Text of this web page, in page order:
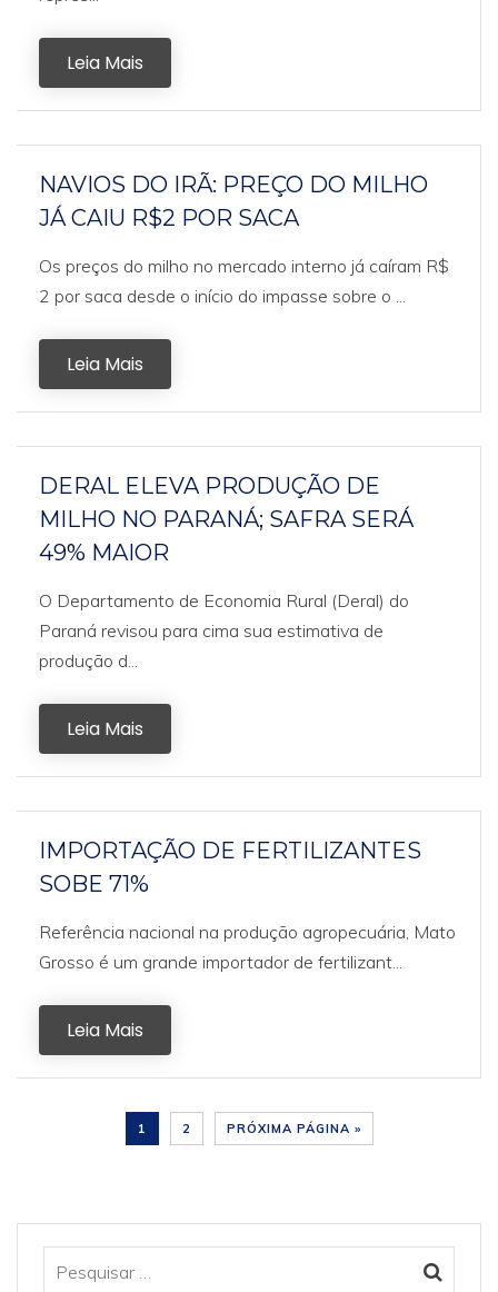
Leia Mais
NAVIOS DO IRÃ: PREÇO DO MILHO
JÁ CAIU R$2 POR SACA
Os preços do milho no mercado interno já caíram R$
2 por saca desde o início do impasse sobre o ...
Leia Mais
DERAL ELEVA PRODUÇÃO DE
MILHO NO PARANÁ; SAFRA SERÁ
49% MAIOR
O Departamento de Economia Rural (Deral) do
Paraná revisou para cima sua estimativa de
produção d...
Leia Mais
IMPORTAÇÃO DE FERTILIZANTES
SOBE 71%
Referência nacional na produção agropecuária, Mato
Grosso é um grande importador de fertilizant...
Leia Mais
1 2 PRÓXIMA PÁGINA »